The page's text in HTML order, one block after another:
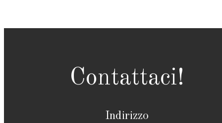
Contattaci!
Indirizzo